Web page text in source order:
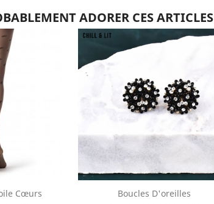
ADORER CES ARTICLES
Cœurs Boucles D'oreilles